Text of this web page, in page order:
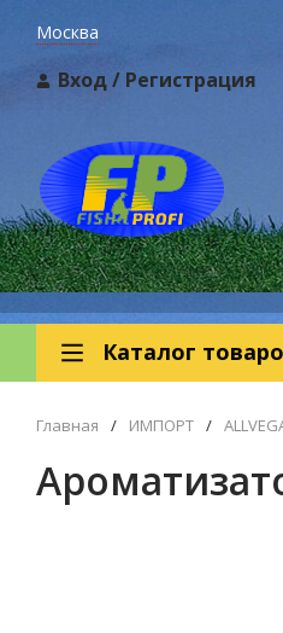
Москва
Вход/ Регистрация
Каталог
Главная / ИМПОРТ /